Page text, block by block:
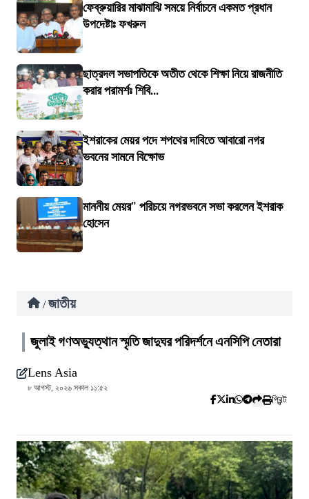
ফেব্রুয়ারির মাঝামাঝি সময়ে নির্বাচনে একমত প্রধান
উপদেষ্টাঃ ফখরুল
ছাত্রদল সভাপতিকে অতীত থেকে শিক্ষা নিয়ে রাজনীতি
করার পরামর্শঃ শিবি...
ইশরাকের মেয়র পদে শপথের দাবিতে আবারো নগর
ভবনের সামনে বিক্ষোভ
মাননীয় মেয়র" পরিচয়ে নগরভবনে সভা করলেন ইশরাক
হোসেন
/ জাতীয়
জুলাই গণঅভ্যুত্থান স্মৃতি জাদুঘর পরিদর্শনে এনসিপি নেতারা
Lens Asia
৮ আগস্ট, ২০২৬ সকাল ১১:৫২
প্রিন্ট